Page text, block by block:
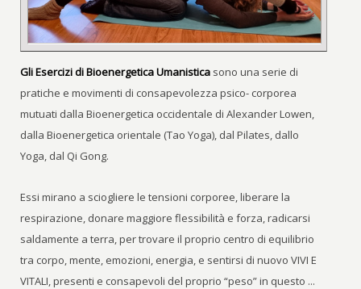
Gli Esercizi di Bioenergetica Umanistica sono una serie di
pratiche e movimenti di consapevolezza psico- corporea
mutuati dalla Bioenergetica occidentale di Alexander Lowen,
dalla Bioenergetica orientale (Tao Yoga), dal Pilates, dallo
Yoga, dal Qi Gong.
Essi mirano a sciogliere le tensioni corporee, liberare la
respirazione, donare maggiore flessibilità e forza, radicarsi
saldamente a terra, per trovare il proprio centro di equilibrio
tra corpo, mente, emozioni, energia, e sentirsi di nuovo VIVI E
VITALI, presenti e consapevoli del proprio “peso” in questo ...